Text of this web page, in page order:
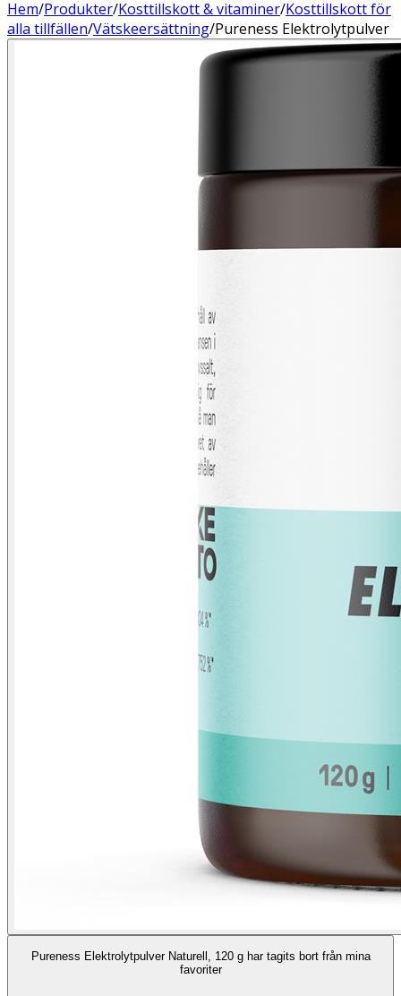
Hem/Produkter/Kosttillskott & vitaminer/Kosttillskott för
alla tillfällen/Vätskeersättning/Pureness Elektrolytpulver
Pureness Elektrolytpulver Naturell, 120 g har tagits bort från mina
favoriter